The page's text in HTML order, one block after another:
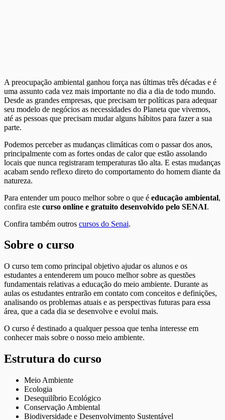
A preocupação ambiental ganhou força nas últimas três décadas e é
uma assunto cada vez mais importante no dia a dia de todo mundo.
Desde as grandes empresas, que precisam ter políticas para adequar
seu modelo de negócios as necessidades do Planeta que vivemos,
até as pessoas que precisam mudar alguns hábitos para fazer a sua
parte.
Podemos perceber as mudanças climáticas com o passar dos anos,
principalmente com as fortes ondas de calor que estão assolando
locais que nunca registraram temperaturas tão alta. E estas mudanças
acabam sendo reflexo direto do comportamento do homem diante da
natureza.
Para entender um pouco melhor sobre o que é educação ambiental,
confira este curso online e gratuito desenvolvido pelo SENAI.
Confira também outros cursos do Senai.
Sobre o curso
O curso tem como principal objetivo ajudar os alunos e os
estudantes a entenderem um pouco melhor sobre as questões
fundamentais relativas a educação do meio ambiente. Durante as
aulas os estudantes entrarão em contato com conceitos e definições,
analisando os problemas atuais e as perspectivas futuras para essa
área, que a cada dia se desenvolve e evolui mais.
O curso é destinado a qualquer pessoa que tenha interesse em
conhecer mais sobre o nosso meio ambiente.
Estrutura do curso
Meio Ambiente
Ecologia
Desequilíbrio Ecológico
Conservação Ambiental
Biodiversidade e Desenvolvimento Sustentável